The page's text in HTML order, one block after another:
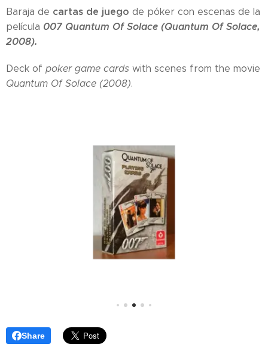
Baraja de cartas de juego de póker con escenas de la
película 007 Quantum Of Solace (Quantum Of Solace,
2008).
Deck of poker game cards with scenes from the movie
Quantum Of Solace (2008).
Share